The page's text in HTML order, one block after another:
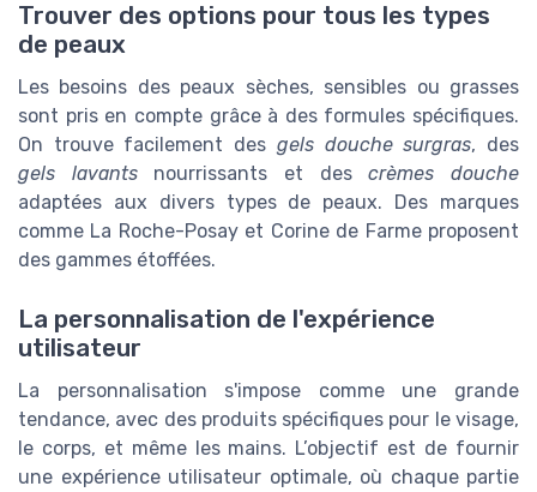
Trouver des options pour tous les types
de peaux
Les besoins des peaux sèches, sensibles ou grasses
sont pris en compte grâce à des formules spécifiques.
On trouve facilement des gels douche surgras, des
gels lavantsnourrissants et descrèmes douche
adaptées aux divers types de peaux. Des marques
comme La Roche-Posay et Corine de Farme proposent
des gammes étoffées.
La personnalisation de l'expérience
utilisateur
La personnalisation s'impose comme une grande
tendance, avec des produits spécifiques pour le visage,
le corps, et même les mains. L’objectif est de fournir
une expérience utilisateur optimale, où chaque partie